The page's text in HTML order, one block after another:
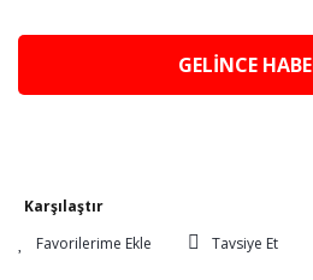
GELİNCE
Karşılaştır
Tavsiye Et